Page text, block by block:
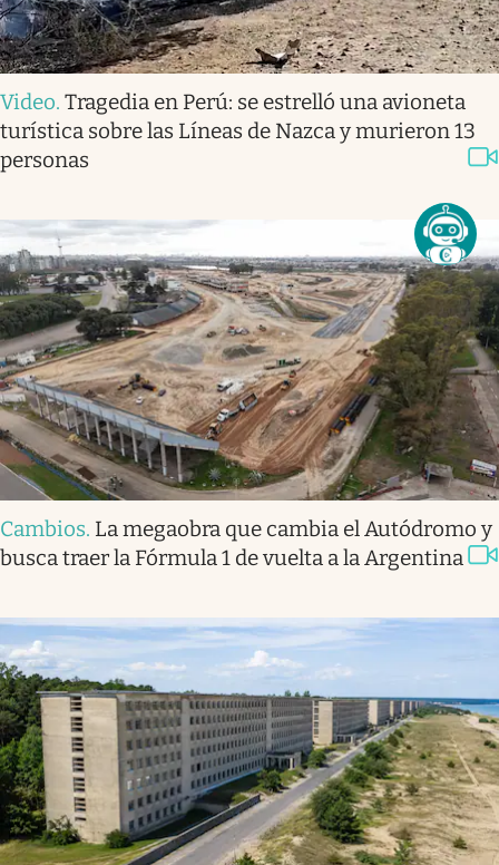
Video. Tragedia en Perú: se estrelló una avioneta
turística sobre las Líneas de Nazca y murieron 13
personas
Cambios. La megaobra que cambia el Autódromo y
busca traer la Fórmula 1 de vuelta a la Argentina